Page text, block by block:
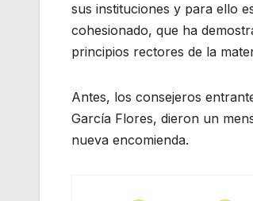
sus instituciones y para ello
cohesionado, que ha
principios rectores de la
Antes, los consejeros
García Flores, dieron un
nueva encomienda.